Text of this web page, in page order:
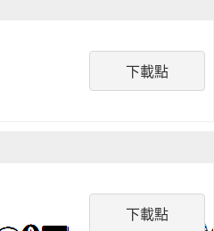
下載點
下載點